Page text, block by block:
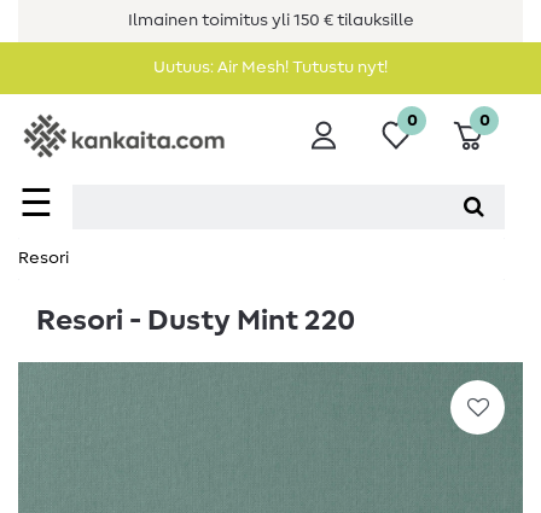
Ilmainen toimitus yli 150 € tilauksille
Uutuus: Air Mesh! Tutustu nyt!
☰
0 0
Resori
Resori - Dusty Mint 220